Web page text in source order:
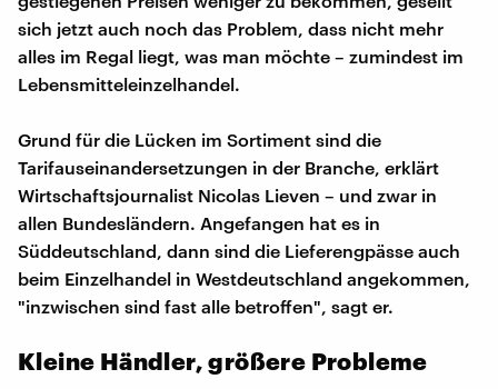
sich jetzt auch noch das Problem, dass nicht mehr
alles im Regal liegt, was man möchte – zumindest im
Lebensmitteleinzelhandel.
Grund für die Lücken im Sortiment sind die
Tarifauseinandersetzungen in der Branche, erklärt
Wirtschaftsjournalist Nicolas Lieven – und zwar in
allen Bundesländern. Angefangen hat es in
Süddeutschland, dann sind die Lieferengpässe auch
beim Einzelhandel in Westdeutschland angekommen,
"inzwischen sind fast alle betroffen", sagt er.
Kleine Händler, größere Probleme